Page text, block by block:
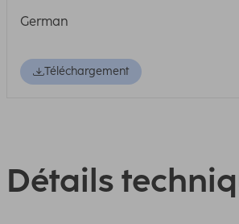
German
Téléchargement
Détails